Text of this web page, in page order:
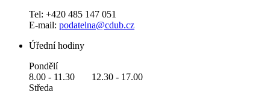
Tel: +420 485 147 051
E-mail: podatelna@cdub.cz
Úřední hodiny
Pondělí
8.00 - 11.30 12.30 - 17.00
Středa